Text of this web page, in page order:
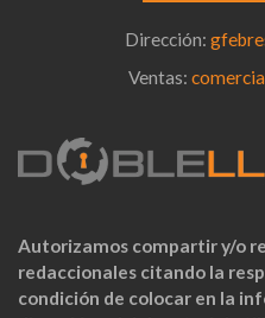
Dirección:
Ventas:
Autorizamos compartir y/o
redaccionales citando la
condición de colocar en la